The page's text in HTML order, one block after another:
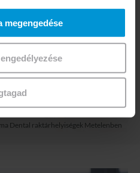
megengedése
Dental raktárhelyiségek Metelenben